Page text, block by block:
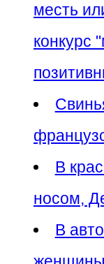
месть
конкурс
В
носом,
В